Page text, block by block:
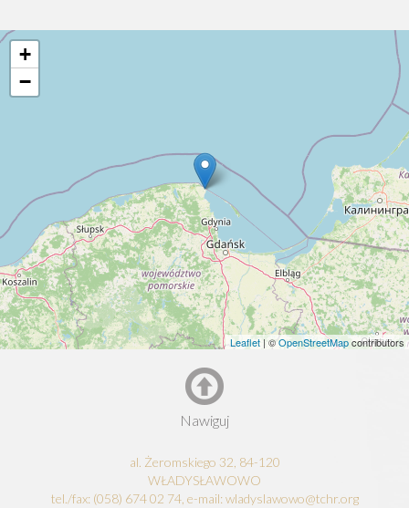
+
−
Leaflet | ©OpenStreetMapcontributors
Nawiguj
al. Żeromskiego 32, 84-120
WŁADYSŁAWOWO
tel./fax: (058) 674 02 74, e-mail: wladyslawowo@tchr.org